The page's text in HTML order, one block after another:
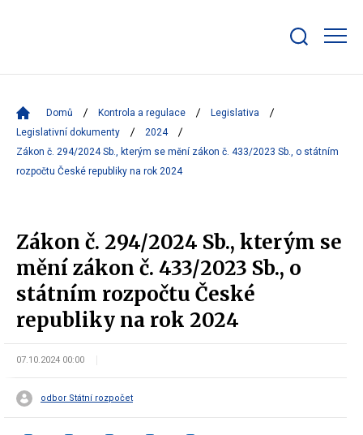
bar
Domů Kontrola a regulace
Legislativa
Legislativní dokumenty
2024
Zákon č. 294/2024 Sb., kterým se mění zákon č. 433/2023 Sb., o státním
rozpočtu České republiky na rok 2024
Zákon č. 294/2024 Sb., kterým se
mění zákon č. 433/2023 Sb., o
státním rozpočtu České
republiky na rok 2024
07.10.2024 00:00
odbor Státní rozpočet